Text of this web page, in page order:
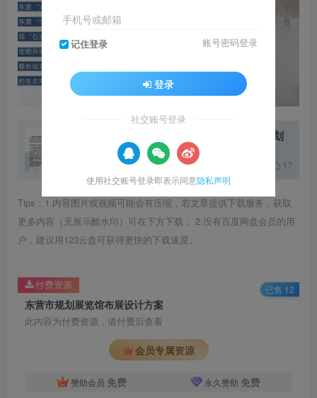
私密：东营城市规划馆布展策划
原创设计狮 17
Tips：1.内容图片或视频可能会有压缩，若文章提供下载服务，获取
更多内容（无展示酷水印）可在下方下载； 2.没有百度网盘会员的用
户，建议用123云盘可获得更快的下载速度。
东营市规划展览馆布展设计方案
此内容为付费资源，请付费后查看
会员专属资源
赞助会员 免费 永久赞助 免费
付费资源 已售 12
手机号或邮箱
记住登录 账号密码登录
登录
社交账号登录
使用社交账号登录即表示同意隐私声明